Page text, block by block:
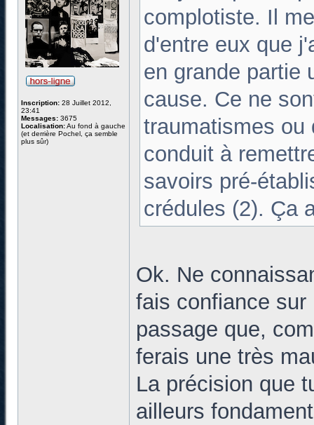
Inscription: 28 Juillet 2012,
23:41
Messages: 3675
Localisation:Au fond à gauche
(et derrière Pochel, ça semble
plus sûr)
complotiste. Il
d'entre eux que
en grande partie
cause. Ce ne
traumatismes ou
conduit à
savoirs pré-
crédules (2). Ça
Ok. Ne
fais confiance
passage que,
ferais une très
La précision que
ailleurs